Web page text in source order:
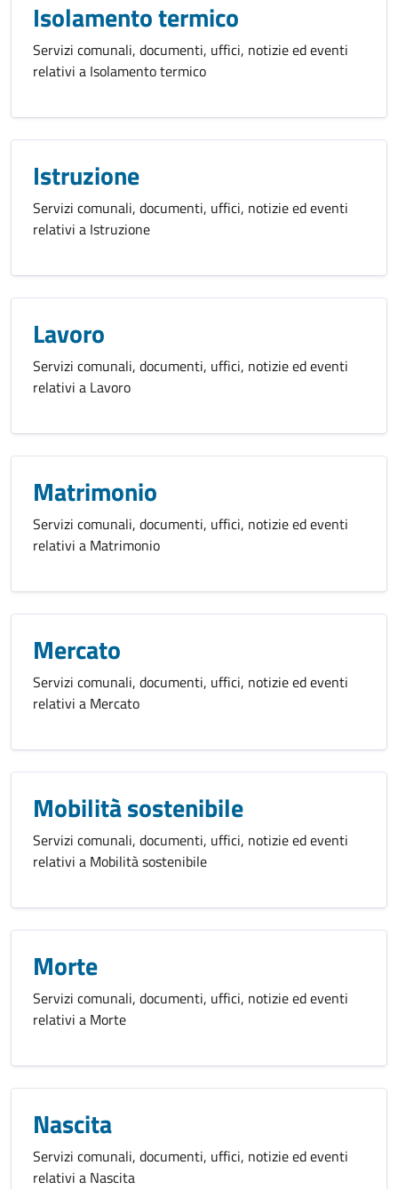
Isolamento termico
Servizi comunali, documenti, uffici, notizie ed eventi
relativi a Isolamento termico
Istruzione
Servizi comunali, documenti, uffici, notizie ed eventi
relativi a Istruzione
Lavoro
Servizi comunali, documenti, uffici, notizie ed eventi
relativi a Lavoro
Matrimonio
Servizi comunali, documenti, uffici, notizie ed eventi
relativi a Matrimonio
Mercato
Servizi comunali, documenti, uffici, notizie ed eventi
relativi a Mercato
Mobilità sostenibile
Servizi comunali, documenti, uffici, notizie ed eventi
relativi a Mobilità sostenibile
Morte
Servizi comunali, documenti, uffici, notizie ed eventi
relativi a Morte
Nascita
Servizi comunali, documenti, uffici, notizie ed eventi
relativi a Nascita